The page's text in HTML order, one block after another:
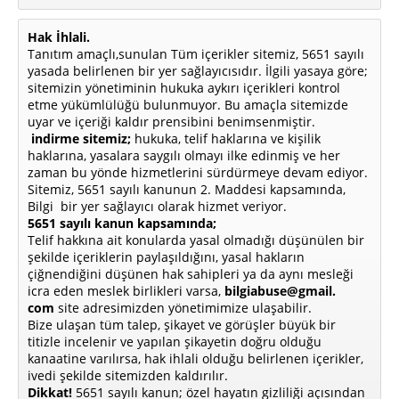
Hak İhlali.
Tanıtım amaçlı,sunulan Tüm içerikler sitemiz, 5651 sayılı
yasada belirlenen bir yer sağlayıcısıdır. İlgili yasaya göre;
sitemizin yönetiminin hukuka aykırı içerikleri kontrol
etme yükümlülüğü bulunmuyor. Bu amaçla sitemizde
uyar ve içeriği kaldır prensibini benimsenmiştir.
indirme sitemiz; hukuka, telif haklarına ve kişilik
haklarına, yasalara saygılı olmayı ilke edinmiş ve her
zaman bu yönde hizmetlerini sürdürmeye devam ediyor.
Sitemiz, 5651 sayılı kanunun 2. Maddesi kapsamında,
Bilgi bir yer sağlayıcı olarak hizmet veriyor.
5651 sayılı kanun kapsamında;
Telif hakkına ait konularda yasal olmadığı düşünülen bir
şekilde içeriklerin paylaşıldığını, yasal hakların
çiğnendiğini düşünen hak sahipleri ya da aynı mesleği
icra eden meslek birlikleri varsa, bilgiabuse@gmail.
com site adresimizden yönetimimize ulaşabilir.
Bize ulaşan tüm talep, şikayet ve görüşler büyük bir
titizle incelenir ve yapılan şikayetin doğru olduğu
kanaatine varılırsa, hak ihlali olduğu belirlenen içerikler,
ivedi şekilde sitemizden kaldırılır.
Dikkat! 5651 sayılı kanun; özel hayatın gizliliği açısından